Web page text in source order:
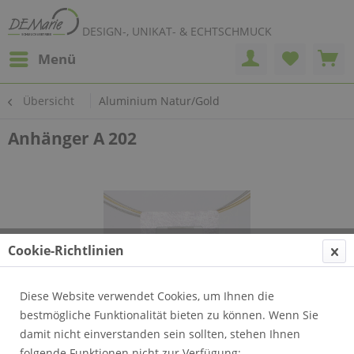
DESIGN-, UNIKAT- & ECHTSCHMUCK
Menü
Übersicht Aluminium Natur/Gold
Anhänger A 202
Cookie-Richtlinien
Diese Website verwendet Cookies, um Ihnen die
bestmögliche Funktionalität bieten zu können. Wenn Sie
damit nicht einverstanden sein sollten, stehen Ihnen